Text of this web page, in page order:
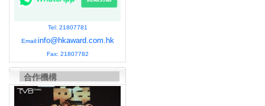
Tel: 21807781
Email:info@hkaward.com.hk
Fax: 21807782
合作機構